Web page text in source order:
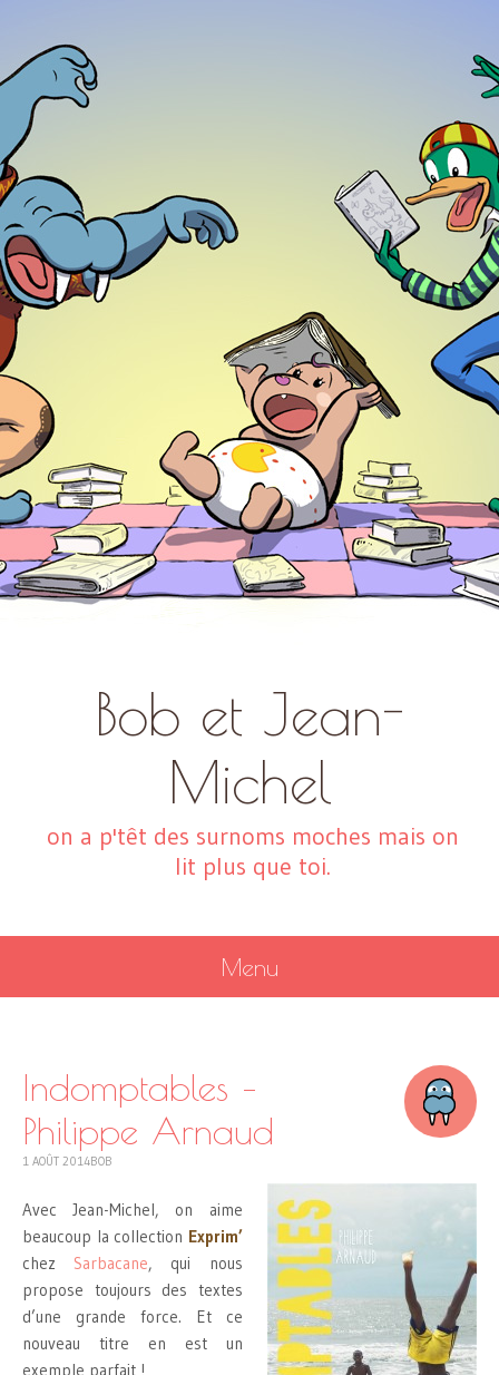
Bob et Jean-
Michel
on a p'têt des surnoms moches mais on
lit plus que toi.
Menu
CONTENT
Indomptables –
Philippe Arnaud
1 AOÛT 2014BOB
Avec Jean-Michel, on aime
beaucoup la collection Exprim’
chez Sarbacane, qui nous
propose toujours des textes
d’une grande force. Et ce
nouveau titre en est un
exemple parfait !